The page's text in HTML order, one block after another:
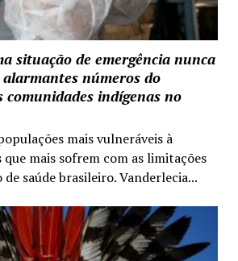
situação de emergência nunca
números do
indígenas no
mais vulneráveis à
que mais sofrem com as limitações
saúde brasileiro. Vanderlecia...